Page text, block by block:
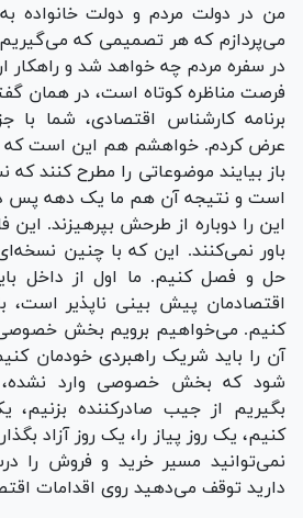
من در دولت مردم و دولت خانواده
می‌پردازم که هر تصمیمی که
در سفره مردم چه خواهد شد و راهکار
فرصت مناظره کوتاه است، در همان
برنامه کارشناس اقتصادی، شما با
عرض کردم. خواهشم هم این است که
باز بیایند موضوعاتی را مطرح کنند که
است و نتیجه آن هم ما یک دهه پس
این را دوباره از طرحش بپرهیزند. این
باور نمی‌کنند. این که با چنین
حل و فصل کنیم. ما اول از داخل
اقتصادمان پیش بینی ناپذیر
کنیم. می‌خواهیم برویم بخش خصوصی
آن را باید شریک راهبردی خودمان
شود که بخش خصوصی وارد نشده،
بگیریم از جیب صادرکننده بزنیم،
کنیم، یک روز پیاز را، یک روز آزاد
نمی‌توانید مسیر خرید و فروش را
دارید توقف می‌دهید روی اقدامات